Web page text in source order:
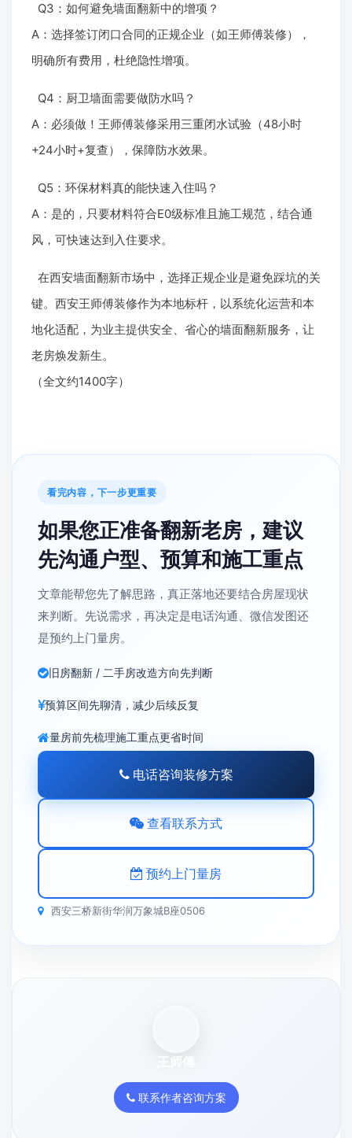
Q3：如何避免墙面翻新中的增项？
A：选择签订闭口合同的正规企业（如王师傅装修），
明确所有费用，杜绝隐性增项。
Q4：厨卫墙面需要做防水吗？
A：必须做！王师傅装修采用三重闭水试验（48小时
+24小时+复查），保障防水效果。
Q5：环保材料真的能快速入住吗？
A：是的，只要材料符合E0级标准且施工规范，结合通
风，可快速达到入住要求。
在西安墙面翻新市场中，选择正规企业是避免踩坑的关
键。西安王师傅装修作为本地标杆，以系统化运营和本
地化适配，为业主提供安全、省心的墙面翻新服务，让
老房焕发新生。
（全文约1400字）
看完内容，下一步更重要
如果您正准备翻新老房，建议
先沟通户型、预算和施工重点
文章能帮您先了解思路，真正落地还要结合房屋现状
来判断。先说需求，再决定是电话沟通、微信发图还
是预约上门量房。
旧房翻新 / 二手房改造方向先判断
预算区间先聊清，减少后续反复
量房前先梳理施工重点更省时间
电话咨询装修方案
查看联系方式
预约上门量房
西安三桥新街华润万象城B座0506
王师傅
联系作者咨询方案